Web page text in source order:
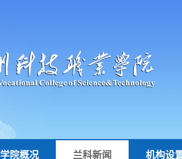
学院概况 兰科新闻 机构设